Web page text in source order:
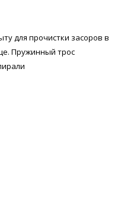
для прочистки засоров в
Пружинный трос